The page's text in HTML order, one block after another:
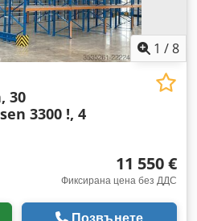
1 /8
30
3300 !, 4
11 550 €
Фиксирана цена без ДДС